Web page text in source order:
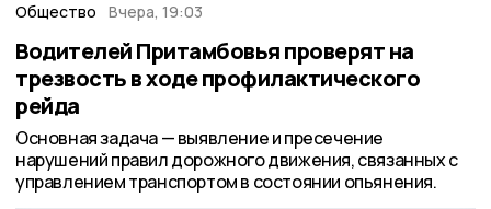
Общество Вчера, 19:03
Водителей Притамбовья проверят на
трезвость в ходе профилактического
рейда
Основная задача — выявление и пресечение
нарушений правил дорожного движения, связанных с
управлением транспортом в состоянии опьянения.